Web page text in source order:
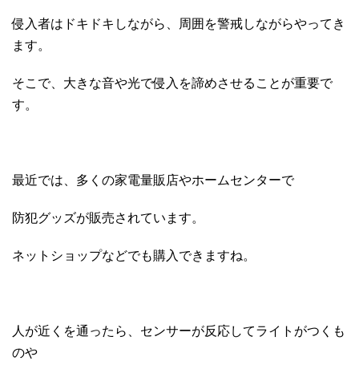
侵入者はドキドキしながら、周囲を警戒しながらやってき
ます。
そこで、大きな音や光で侵入を諦めさせることが重要で
す。
最近では、多くの家電量販店やホームセンターで
防犯グッズが販売されています。
ネットショップなどでも購入できますね。
人が近くを通ったら、センサーが反応してライトがつくも
のや